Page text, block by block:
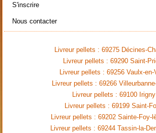
S'inscrire
Nous contacter
Livreur pellets : 69275 Décines-
Livreur pellets : 69290 Saint-
Livreur pellets : 69256 Vaulx-en-
Livreur pellets : 69266
Livreur pellets : 69100 Irigny
Livreur pellets : 69199 Saint-
Livreur pellets : 69202 Sainte-Foy-
Livreur pellets : 69244 Tassin-la-